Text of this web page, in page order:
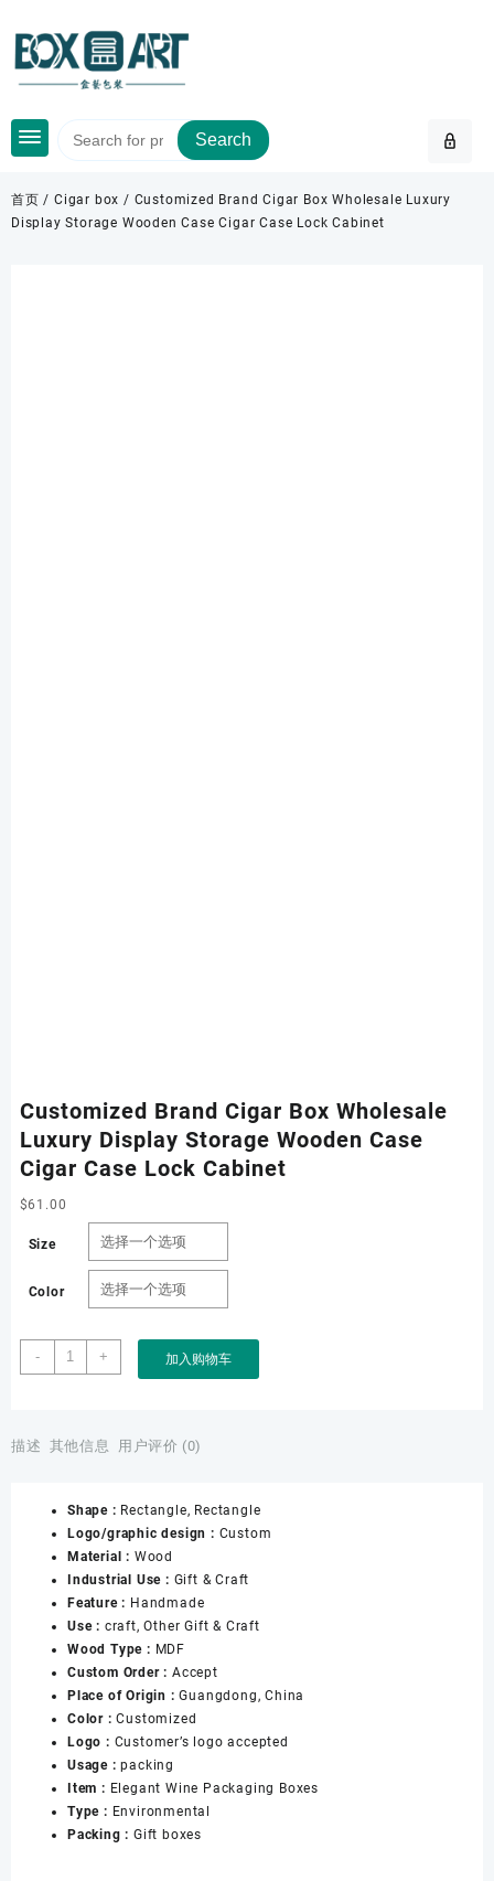
content
Search
首页 /Cigar box / Customized Brand Cigar Box Wholesale Luxury
Display Storage Wooden Case Cigar Case Lock Cabinet
Customized Brand Cigar Box Wholesale
Luxury Display Storage Wooden Case
Cigar Case Lock Cabinet
$61.00
Size
Color
-
Customized
Brand
Wholesale
Storage
Wooden
Case
Cigar
Case
Lock
Cabinet
数
量
+ 加入购物车
描述 其他信息 用户评价 (0)
Shape : Rectangle, Rectangle
Logo/graphic design : Custom
Material : Wood
Industrial Use : Gift & Craft
Feature : Handmade
Use : craft, Other Gift & Craft
Wood Type : MDF
Custom Order : Accept
Place of Origin :Guangdong, China
Color :Customized
Logo : Customer’s logo accepted
Usage :packing
Item : Elegant Wine Packaging Boxes
Type : Environmental
Packing : Gift boxes